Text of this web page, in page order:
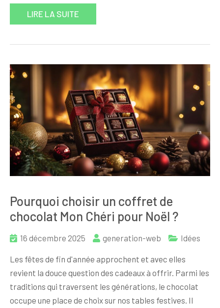
LIRE LA SUITE
Pourquoi choisir un coffret de
chocolat Mon Chéri pour Noël ?
16 décembre 2025 generation-web Idées
Les fêtes de fin d'année approchent et avec elles
revient la douce question des cadeaux à offrir. Parmi les
traditions qui traversent les générations, le chocolat
occupe une place de choix sur nos tables festives. Il